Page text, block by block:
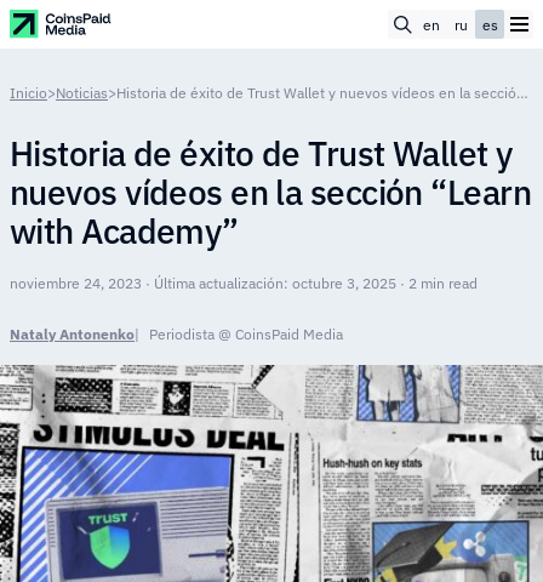
en ru es
Inicio>Noticias> Historia de éxito de Trust Wallet y nuevos vídeos en la sección “Learn with Academy”
Historia de éxito de Trust Wallet y
nuevos vídeos en la sección “Learn
with Academy”
noviembre 24, 2023 · Última actualización: octubre 3, 2025 · 2 min read
Nataly Antonenko Periodista @ CoinsPaid Media